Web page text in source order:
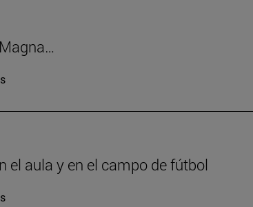
el aula y en el campo de fútbol